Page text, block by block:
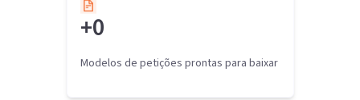
+0
Modelos de petições prontas para baixar